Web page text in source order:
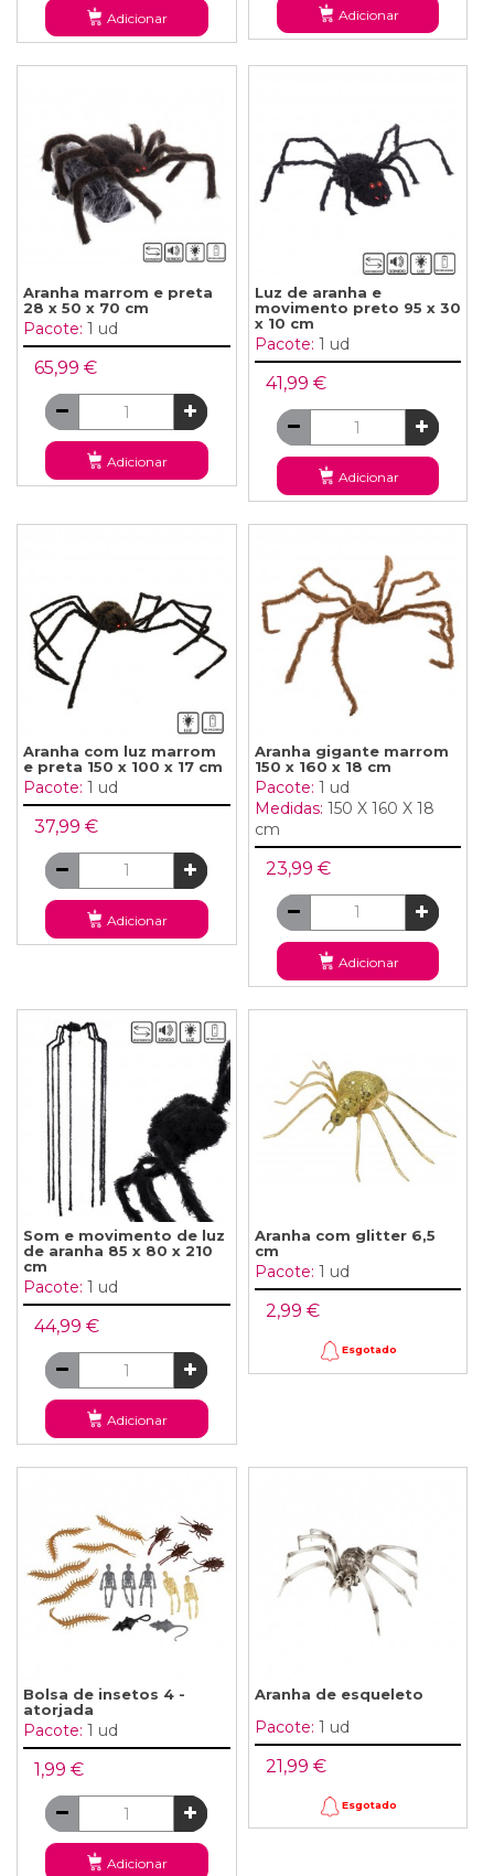
Adicionar Adicionar
Aranha marrom e preta
28 x 50 x 70 cm
Pacote: 1 ud
65,99 €
Adicionar
Luz de aranha e
movimento preto 95 x 30
x 10 cm
Pacote: 1 ud
41,99 €
Adicionar
Aranha com luz marrom
e preta 150 x 100 x 17 cm
Pacote: 1 ud
37,99 €
Adicionar
Aranha gigante marrom
150 x 160 x 18 cm
Pacote: 1 ud
Medidas: 150 X 160 X 18
cm
23,99 €
Adicionar
Som e movimento de luz
de aranha 85 x 80 x 210
cm
Pacote: 1 ud
44,99 €
Adicionar
Aranha com glitter 6,5
cm
Pacote: 1 ud
2,99 €
Esgotado
Bolsa de insetos 4 -
atorjada
Pacote: 1 ud
1,99 €
Adicionar
Aranha de esqueleto
Pacote: 1 ud
21,99 €
Esgotado